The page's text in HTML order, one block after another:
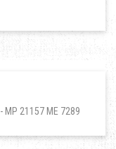
- MP 21157 ME 7289